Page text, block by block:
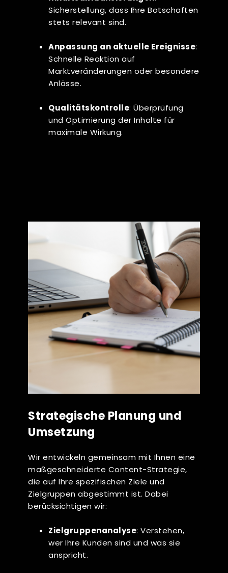
Sicherstellung, dass Ihre Botschaften
stets relevant sind.
Anpassung an aktuelle Ereignisse:
Schnelle Reaktion auf
Marktveränderungen oder besondere
Anlässe.
Qualitätskontrolle: Überprüfung
und Optimierung der Inhalte für
maximale Wirkung.
Strategische Planung und
Umsetzung
Wir entwickeln gemeinsam mit Ihnen eine
maßgeschneiderte Content-Strategie,
die auf Ihre spezifischen Ziele und
Zielgruppen abgestimmt ist. Dabei
berücksichtigen wir:
Zielgruppenanalyse: Verstehen,
wer Ihre Kunden sind und was sie
anspricht.